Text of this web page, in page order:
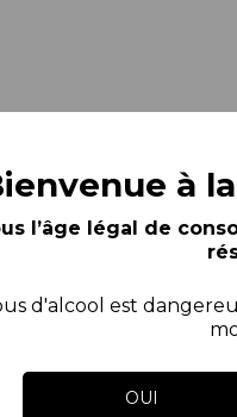
à
l’âge légal de
d'alcool est
OUI
e-commerce par